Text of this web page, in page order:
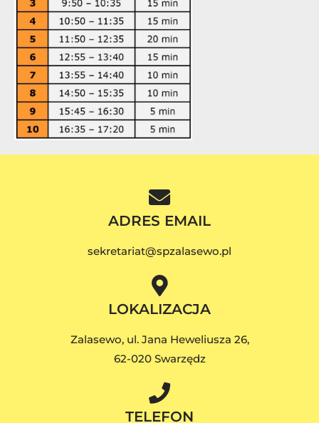
ADRES EMAIL
sekretariat@spzalasewo.pl
LOKALIZACJA
Zalasewo, ul. Jana Heweliusza 26,
62-020 Swarzędz
TELEFON